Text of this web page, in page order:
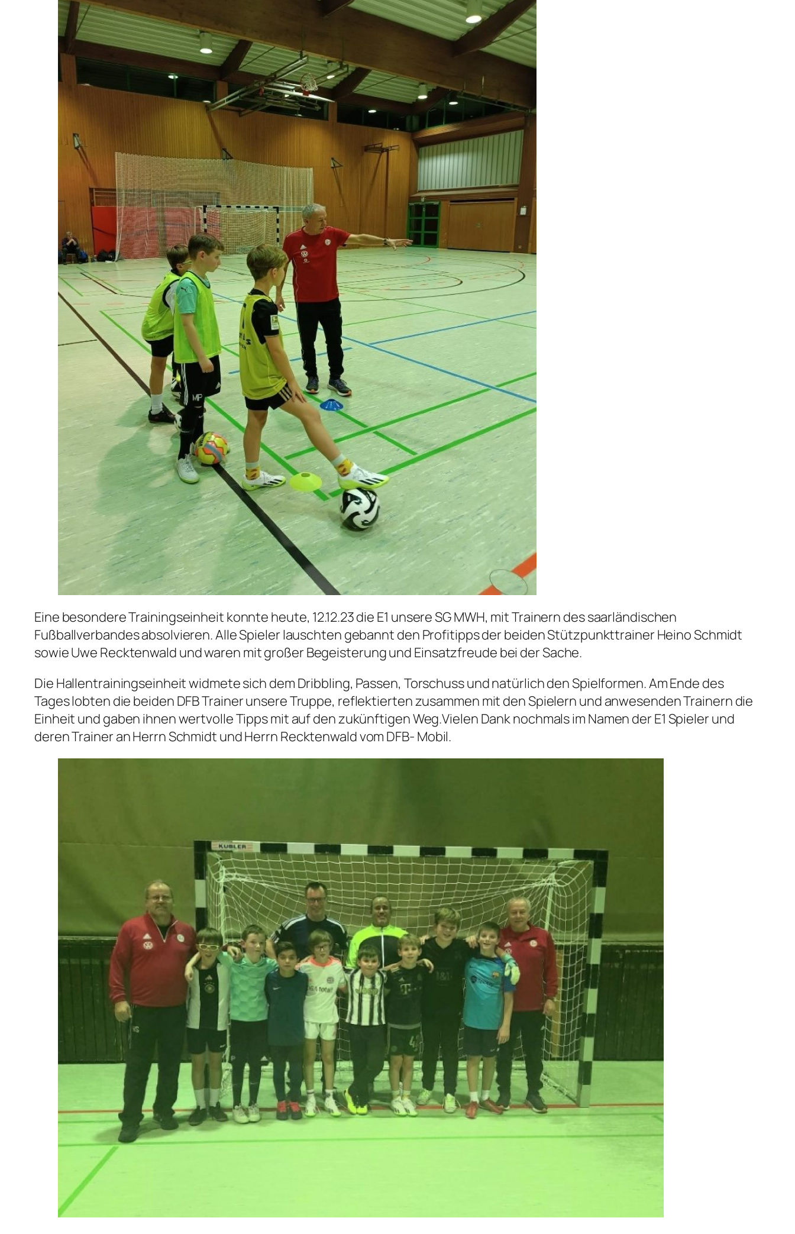
Eine besondere Trainingseinheit konnte heute, 12.12.23 die E1 unsere SG MWH, mit Trainern des saarländischen
Fußballverbandes absolvieren. Alle Spieler lauschten gebannt den Profitipps der beiden Stützpunkttrainer Heino Schmidt
sowie Uwe Recktenwald und waren mit großer Begeisterung und Einsatzfreude bei der Sache.
Die Hallentrainingseinheit widmete sich dem Dribbling, Passen, Torschuss und natürlich den Spielformen. Am Ende des
Tages lobten die beiden DFB Trainer unsere Truppe, reflektierten zusammen mit den Spielern und anwesenden Trainern die
Einheit und gaben ihnen wertvolle Tipps mit auf den zukünftigen Weg.Vielen Dank nochmals im Namen der E1 Spieler und
deren Trainer an Herrn Schmidt und Herrn Recktenwald vom DFB- Mobil.